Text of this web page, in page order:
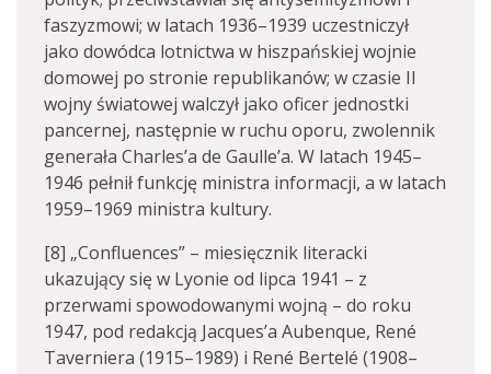
faszyzmowi; w latach 1936–1939 uczestniczył
jako dowódca lotnictwa w hiszpańskiej wojnie
domowej po stronie republikanów; w czasie II
wojny światowej walczył jako oficer jednostki
pancernej, następnie w ruchu oporu, zwolennik
generała Charles’a de Gaulle’a. W latach 1945–
1946 pełnił funkcję ministra informacji, a w latach
1959–1969 ministra kultury.
[8] „Confluences” – miesięcznik literacki
ukazujący się w Lyonie od lipca 1941 – z
przerwami spowodowanymi wojną – do roku
1947, pod redakcją Jacques’a Aubenque, René
Taverniera (1915–1989) i René Bertelé (1908–